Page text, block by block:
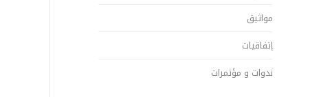
مواثيق
إتفاقيات
ندوات و مؤتمرات